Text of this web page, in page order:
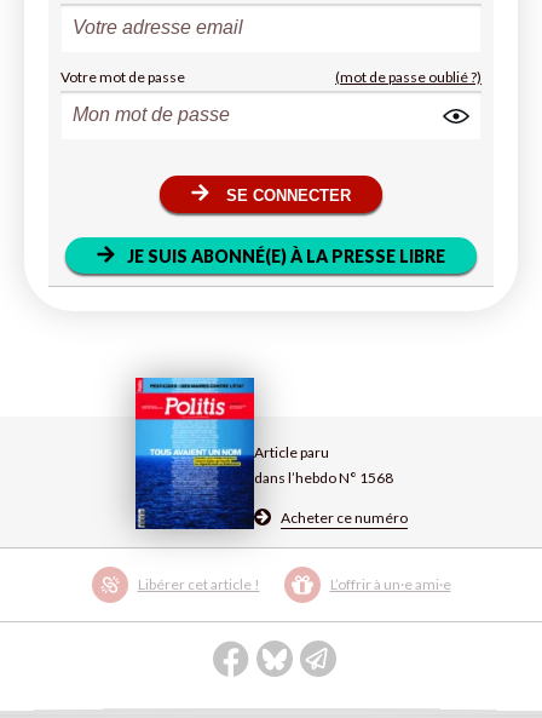
Article paru
dans l’hebdo N° 1568
Acheter ce numéro
Libérer cet article ! L’offrir à un·e ami·e
Votre mot de passe (mot de passe oublié ?)
SE CONNECTER
JE SUIS ABONNÉ(E) À LA PRESSE LIBRE